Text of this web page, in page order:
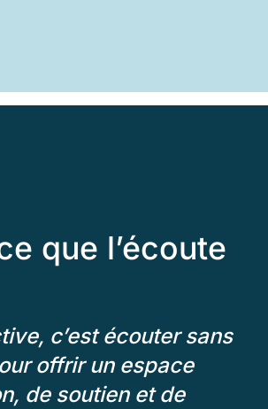
que l’écoute
c’est écouter sans
offrir un espace
de soutien et de